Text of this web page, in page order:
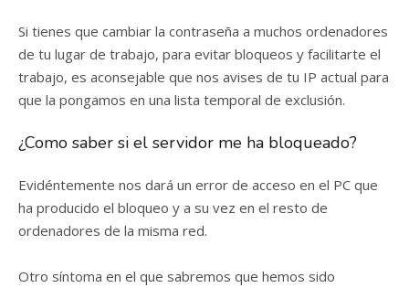
Si tienes que cambiar la contraseña a muchos ordenadores
de tu lugar de trabajo, para evitar bloqueos y facilitarte el
trabajo, es aconsejable que nos avises de tu IP actual para
que la pongamos en una lista temporal de exclusión.
¿Como saber si el servidor me ha bloqueado?
Evidéntemente nos dará un error de acceso en el PC que
ha producido el bloqueo y a su vez en el resto de
ordenadores de la misma red.
Otro síntoma en el que sabremos que hemos sido